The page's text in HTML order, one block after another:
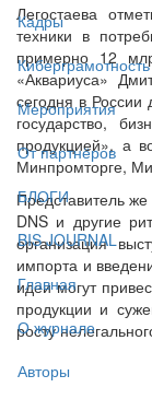
Кадры
Киберграмотность
Мероприятия
От партнёров
БЛОГИ
BIS JOURNAL
Главная
О журнале
Авторы
Легостаева
техники в
примерно 12
«Аквариуса»
сегодня в России
государство,
продукцией», а
Минпромторге,
Представитель
DNS и другие
организация
импорта и
идеи могут
продукции и
росту